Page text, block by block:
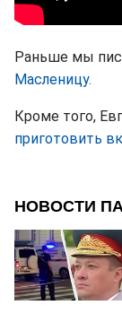
Раньше мы
Масленицу.
Кроме того,
приготовить